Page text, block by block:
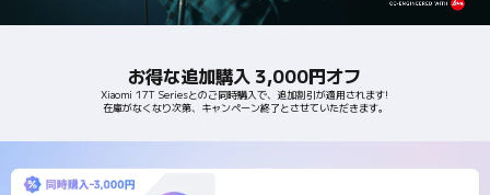
お得な追加購入 3,000円オフ
Xiaomi 17T Seriesとのご同時購入で、追加割引が適用されます!
在庫がなくなり次第、キャンペーン終了とさせていただきます。